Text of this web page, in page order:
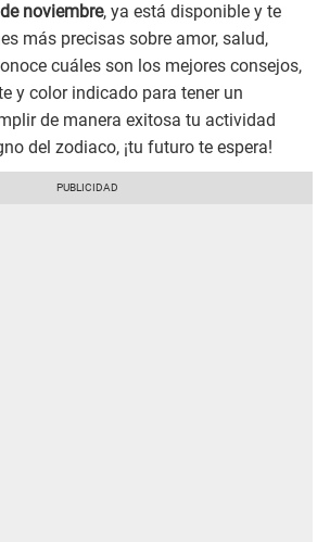
noviembre, ya está disponible y te
más precisas sobre amor, salud,
cuáles son los mejores consejos,
y color indicado para tener un
de manera exitosa tu actividad
del zodiaco, ¡tu futuro te espera!